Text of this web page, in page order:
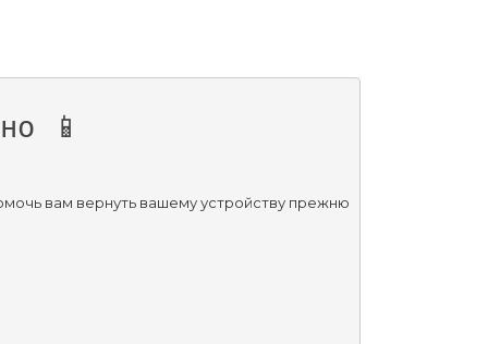
📱
вам вернуть вашему устройству прежню